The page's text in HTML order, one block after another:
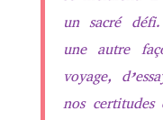
un sacré
une autre
voyage,
nos